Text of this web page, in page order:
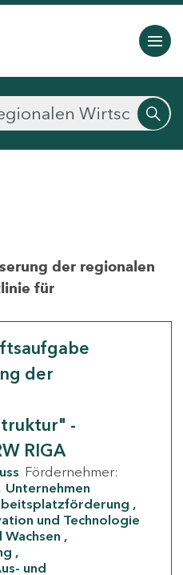
der regionalen
für
der
-
RIGA
Fördernehmer:
Unternehmen
und Technologie
und